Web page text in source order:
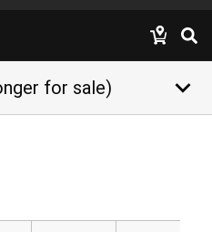
for sale) keyboard_arrow_down